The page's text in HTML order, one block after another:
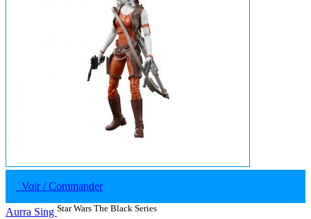
Voir / Commander
Aurra Sing Star Wars The Black Series